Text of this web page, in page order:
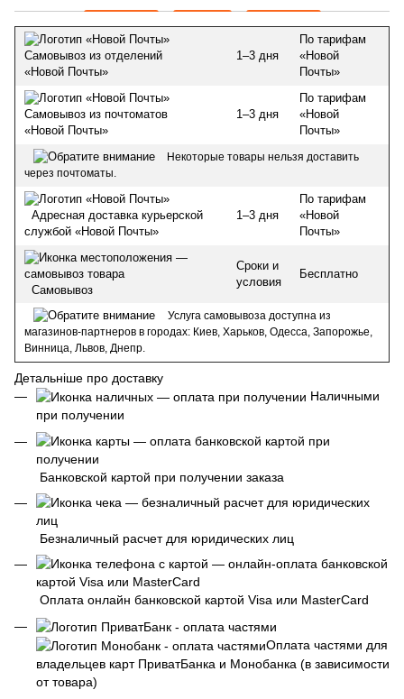
Самовывоз из отделений
«Новой Почты»
1–3 дня
По тарифам
«Новой
Почты»
Самовывоз из почтоматов
«Новой Почты»
1–3 дня
По тарифам
«Новой
Почты»
Некоторые товары нельзя доставить
через почтоматы.
Адресная доставка курьерской
службой «Новой Почты»
1–3 дня
По тарифам
«Новой
Почты»
Самовывоз
Сроки и
условия
Бесплатно
Услуга самовывоза доступна из
магазинов-партнеров в городах: Киев, Харьков, Одесса, Запорожье,
Винница, Львов, Днепр.
Детальніше про доставку
Наличными
при получении
Банковской картой при получении заказа
Безналичный расчет для юридических лиц
Оплата онлайн банковской картой Visa или MasterCard
Оплата частями для
владельцев карт ПриватБанка и Монобанка (в зависимости
от товара)